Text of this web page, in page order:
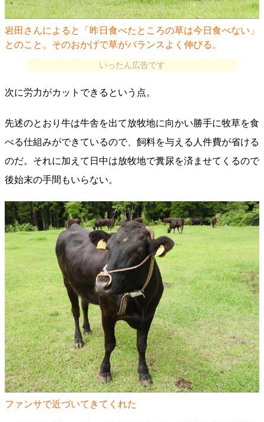
岩田さんによると「昨日食べたところの草は今日食べない」
とのこと。そのおかげで草がバランスよく伸びる。
いったん広告です
次に労力がカットできるという点。
先述のとおり牛は牛舎を出て放牧地に向かい勝手に牧草を食
べる仕組みができているので、飼料を与える人件費が省ける
のだ。それに加えて日中は放牧地で糞尿を済ませてくるので
後始末の手間もいらない。
ファンサで近づいてきてくれた